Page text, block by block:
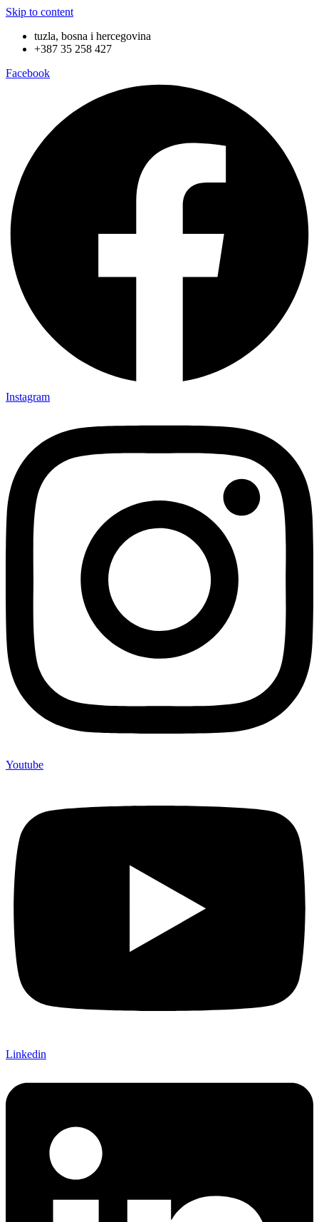
Skip to content
tuzla, bosna i hercegovina
+387 35 258 427
Facebook
Instagram
Youtube
Linkedin